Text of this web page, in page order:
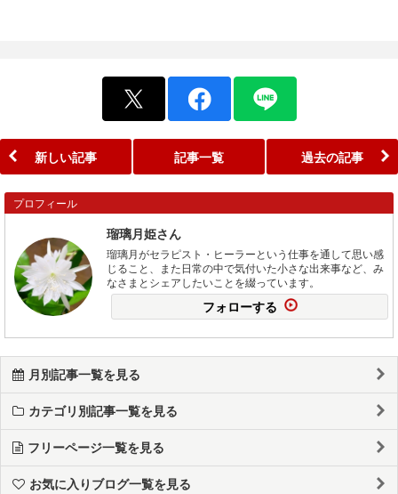
新しい記事 記事一覧 過去の記事
プロフィール
瑠璃月姫さん
瑠璃月がセラピスト・ヒーラーという仕事を通して思い感
じること、また日常の中で気付いた小さな出来事など、み
なさまとシェアしたいことを綴っています。
フォローする
月別記事一覧を見る
カテゴリ別記事一覧を見る
フリーページ一覧を見る
お気に入りブログ一覧を見る